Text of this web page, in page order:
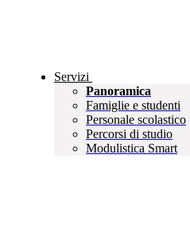
Servizi
Panoramica
Famiglie e studenti
Personale scolastico
Percorsi di studio
Modulistica Smart